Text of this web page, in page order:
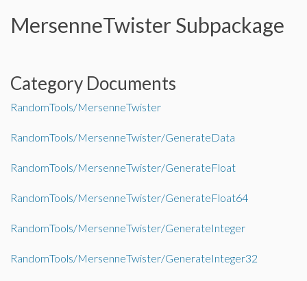
MersenneTwister Subpackage
Category Documents
RandomTools/MersenneTwister
RandomTools/MersenneTwister/GenerateData
RandomTools/MersenneTwister/GenerateFloat
RandomTools/MersenneTwister/GenerateFloat64
RandomTools/MersenneTwister/GenerateInteger
RandomTools/MersenneTwister/GenerateInteger32